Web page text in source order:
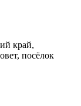
край,
посёлок